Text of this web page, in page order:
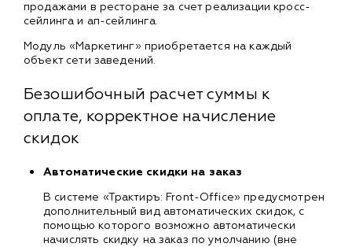
продажами в ресторане за счет реализации кросс-
сейлинга и ап-сейлинга.
Модуль «Маркетинг» приобретается на каждый
объект сети заведений.
Безошибочный расчет суммы к
оплате, корректное начисление
скидок
Автоматические скидки на заказ
В системе «Трактиръ: Front-Office» предусмотрен
дополнительный вид автоматических скидок, с
помощью которого возможно автоматически
начислять скидку на заказ по умолчанию (вне